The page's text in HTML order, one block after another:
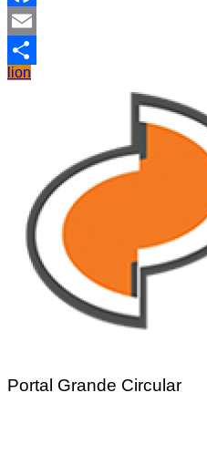
Facebook
Email
Share
lion
Portal Grande Circular